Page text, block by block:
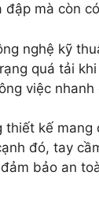
đập mà còn
nghệ kỹ
quá tải
việc
thiết kế
đó, tay
bảo an